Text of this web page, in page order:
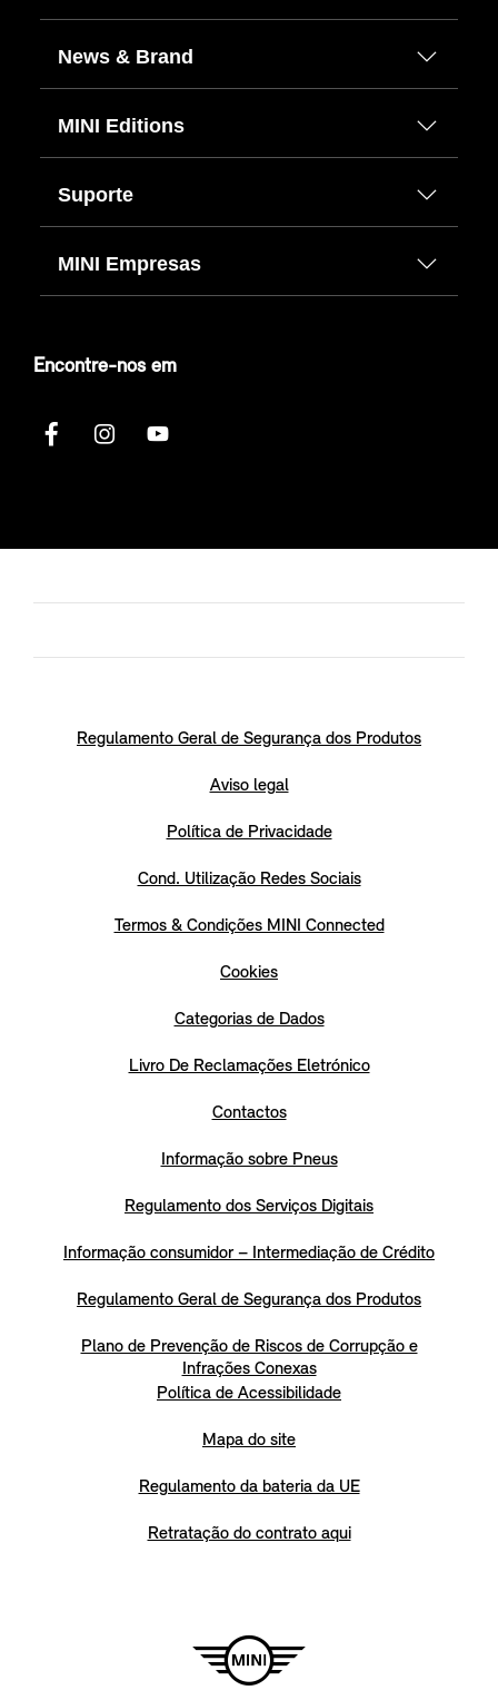
News & Brand
MINI Editions
Suporte
MINI Empresas
Encontre-nos em
Regulamento Geral de Segurança dos Produtos
Aviso legal
Política de Privacidade
Cond. Utilização Redes Sociais
Termos & Condições MINI Connected
Cookies
Categorias de Dados
Livro De Reclamações Eletrónico
Contactos
Informação sobre Pneus
Regulamento dos Serviços Digitais
Informação consumidor – Intermediação de Crédito
Regulamento Geral de Segurança dos Produtos
Plano de Prevenção de Riscos de Corrupção e
Infrações Conexas
Política de Acessibilidade
Mapa do site
Regulamento da bateria da UE
Retratação do contrato aqui